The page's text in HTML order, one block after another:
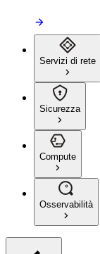
Servizi di rete
Sicurezza
Compute
Osservabilità